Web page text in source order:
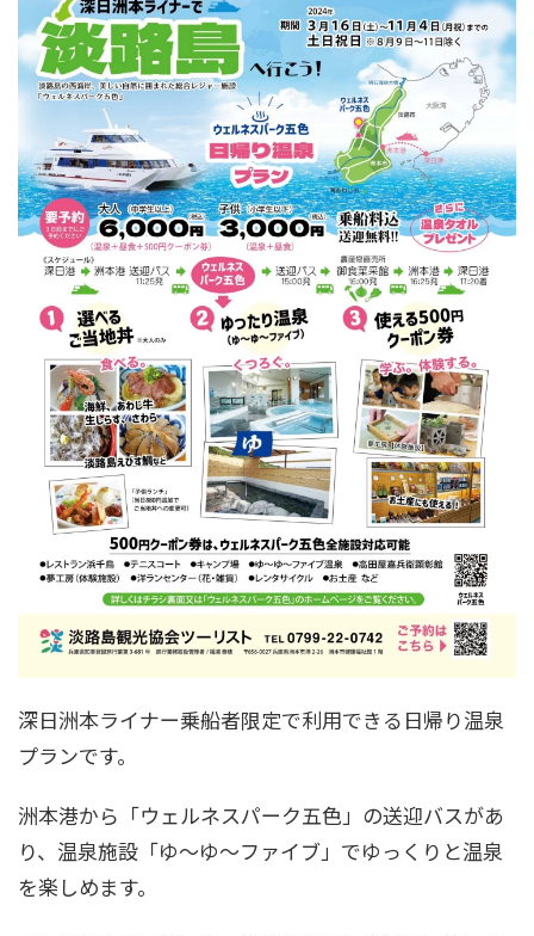
深日洲本ライナー乗船者限定で利用できる日帰り温泉
プランです。
洲本港から「ウェルネスパーク五色」の送迎バスがあ
り、温泉施設「ゆ～ゆ～ファイブ」でゆっくりと温泉
を楽しめます。